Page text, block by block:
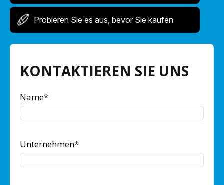
Probieren Sie es aus, bevor Sie kaufen
KONTAKTIEREN SIE UNS
Name*
Unternehmen*